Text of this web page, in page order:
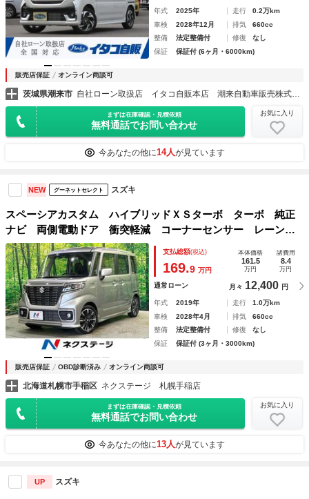
年式 2025年 走行
0.2万km
車検
2028年12月 排気
660cc
整備
法定整備付 修復
なし
保証
保証付 (6ヶ月・6000km)
販売店保証 オンライン商談可
茨城県潮来市
まずは在庫確認・見積依頼
無料通話でお問い合わせ
お気に入り
今あなたの他に14人が見ています
NEW グーネットセレクト スズキ
スペーシアカスタム ハイブリッドＸＳターボ ターボ 純正
ナビ 両側電動ドア 衝突軽減 コーナーセンサー レーンア
シスト クルコン アイドリングストップ パドルシフト シ
ートヒーター シートバックテーブル オートエアコン オー
トライト
支払総額(税込)
169.9 万円
本体価格
161.5
万円
諸費用
8.4
万円
通常ローン 月々 12,400 円
年式 2019年 走行
1.0万km
車検
2028年4月 排気
660cc
整備
法定整備付 修復
なし
保証
保証付 (3ヶ月・3000km)
販売店保証 OBD診断済み オンライン商談可
北海道札幌市手稲区 ネクステージ 札幌手稲店
まずは在庫確認・見積依頼
無料通話でお問い合わせ
お気に入り
今あなたの他に13人が見ています
UP スズキ